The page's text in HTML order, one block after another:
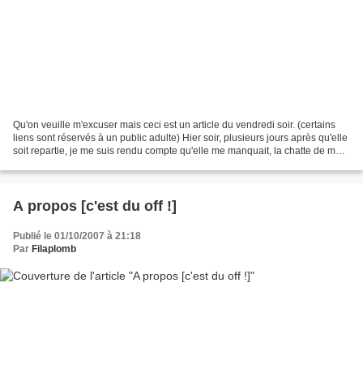
Qu'on veuille m'excuser mais ceci est un article du vendredi soir. (certains
liens sont réservés à un public adulte) Hier soir, plusieurs jours après qu'elle
soit repartie, je me suis rendu compte qu'elle me manquait, la chatte de mon
A propos [c'est du off !]
Publié le 01/10/2007 à 21:18
Par Filaplomb